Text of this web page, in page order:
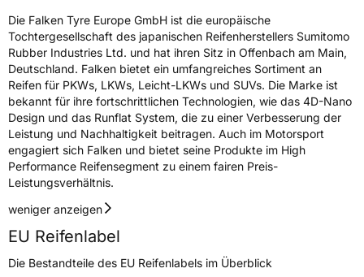
Die Falken Tyre Europe GmbH ist die europäische
Tochtergesellschaft des japanischen Reifenherstellers Sumitomo
Rubber Industries Ltd. und hat ihren Sitz in Offenbach am Main,
Deutschland. Falken bietet ein umfangreiches Sortiment an
Reifen für PKWs, LKWs, Leicht-LKWs und SUVs. Die Marke ist
bekannt für ihre fortschrittlichen Technologien, wie das 4D-Nano
Design und das Runflat System, die zu einer Verbesserung der
Leistung und Nachhaltigkeit beitragen. Auch im Motorsport
engagiert sich Falken und bietet seine Produkte im High
Performance Reifensegment zu einem fairen Preis-
Leistungsverhältnis.
weniger anzeigen
EU Reifenlabel
Die Bestandteile des EU Reifenlabels im Überblick